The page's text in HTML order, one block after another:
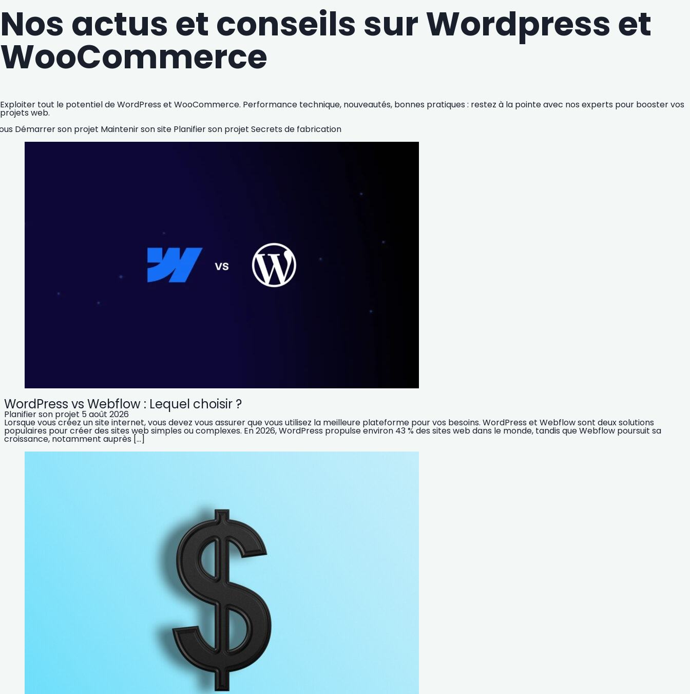
Nos actus et conseils sur Wordpress et
WooCommerce
Exploiter tout le potentiel de WordPress et WooCommerce. Performance technique, nouveautés, bonnes pratiques : restez à la pointe avec nos experts pour booster vos
projets web.
Démarrer son projet Maintenir son site Planifier son projet Secrets de fabrication
WordPress vs Webflow : Lequel choisir ?
Planifier son projet 5 août 2026
Lorsque vous créez un site internet, vous devez vous assurer que vous utilisez la meilleure plateforme pour vos besoins. WordPress et Webflow sont deux solutions
populaires pour créer des sites web simples ou complexes. En 2026, WordPress propulse environ 43 % des sites web dans le monde, tandis que Webflow poursuit sa
croissance, notamment auprès […]